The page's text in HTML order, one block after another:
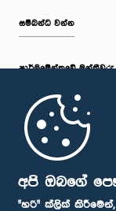
අපි ඔබගේ
"හරි" ක්ලික්
සම්බන්ධ වන්න
පාර්ලි‌මේන්තුවේ මන්ත්‍රීවරු
මුල් පිටුව
පාර්ලිමේන්තු ජංගම යෙදුම